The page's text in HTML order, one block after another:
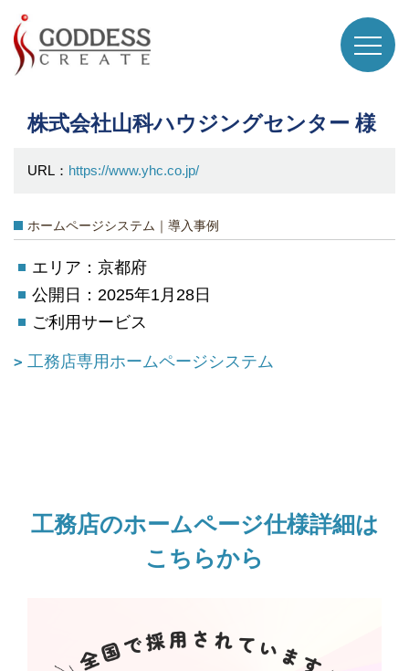
株式会社山科ハウジングセンター 様
URL： https://www.yhc.co.jp/
ホームページシステム｜導入事例
エリア：京都府
公開日：2025年1月28日
ご利用サービス
工務店専用ホームページシステム
工務店のホームページ仕様詳細は
こちらから